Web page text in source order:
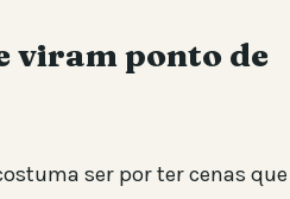
viram ponto de
ser por ter cenas